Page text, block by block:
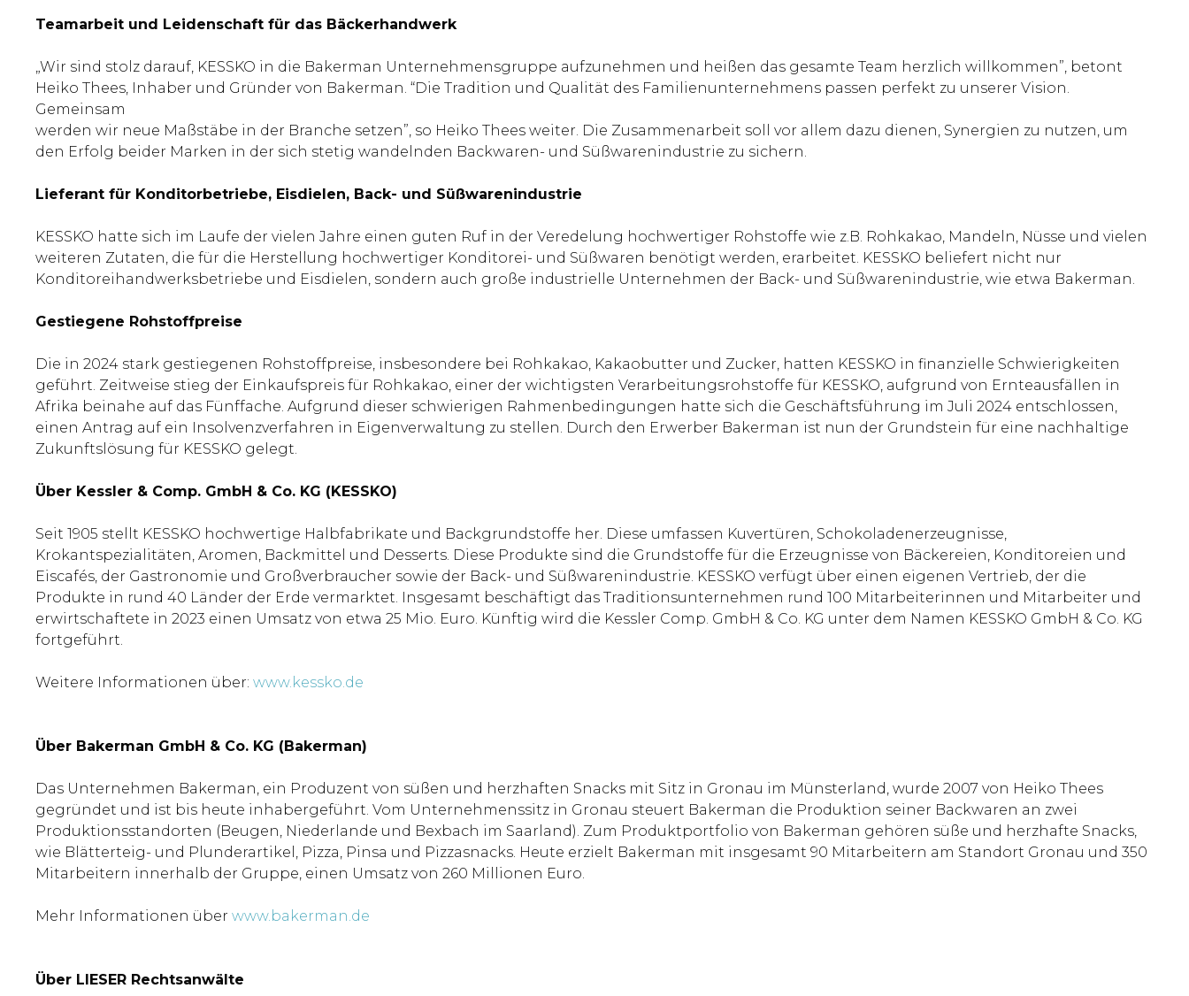
Teamarbeit und Leidenschaft für das Bäckerhandwerk
„Wir sind stolz darauf, KESSKO in die Bakerman Unternehmensgruppe aufzunehmen und heißen das gesamte Team herzlich willkommen”, betont
Heiko Thees, Inhaber und Gründer von Bakerman. “Die Tradition und Qualität des Familienunternehmens passen perfekt zu unserer Vision.
Gemeinsam
werden wir neue Maßstäbe in der Branche setzen”, so Heiko Thees weiter. Die Zusammenarbeit soll vor allem dazu dienen, Synergien zu nutzen, um
den Erfolg beider Marken in der sich stetig wandelnden Backwaren- und Süßwarenindustrie zu sichern.
Lieferant für Konditorbetriebe, Eisdielen, Back- und Süßwarenindustrie
KESSKO hatte sich im Laufe der vielen Jahre einen guten Ruf in der Veredelung hochwertiger Rohstoffe wie z.B. Rohkakao, Mandeln, Nüsse und vielen
weiteren Zutaten, die für die Herstellung hochwertiger Konditorei- und Süßwaren benötigt werden, erarbeitet. KESSKO beliefert nicht nur
Konditoreihandwerksbetriebe und Eisdielen, sondern auch große industrielle Unternehmen der Back- und Süßwarenindustrie, wie etwa Bakerman.
Gestiegene Rohstoffpreise
Die in 2024 stark gestiegenen Rohstoffpreise, insbesondere bei Rohkakao, Kakaobutter und Zucker, hatten KESSKO in finanzielle Schwierigkeiten
geführt. Zeitweise stieg der Einkaufspreis für Rohkakao, einer der wichtigsten Verarbeitungsrohstoffe für KESSKO, aufgrund von Ernteausfällen in
Afrika beinahe auf das Fünffache. Aufgrund dieser schwierigen Rahmenbedingungen hatte sich die Geschäftsführung im Juli 2024 entschlossen,
einen Antrag auf ein Insolvenzverfahren in Eigenverwaltung zu stellen. Durch den Erwerber Bakerman ist nun der Grundstein für eine nachhaltige
Zukunftslösung für KESSKO gelegt.
Über Kessler & Comp. GmbH & Co. KG (KESSKO)
Seit 1905 stellt KESSKO hochwertige Halbfabrikate und Backgrundstoffe her. Diese umfassen Kuvertüren, Schokoladenerzeugnisse,
Krokantspezialitäten, Aromen, Backmittel und Desserts. Diese Produkte sind die Grundstoffe für die Erzeugnisse von Bäckereien, Konditoreien und
Eiscafés, der Gastronomie und Großverbraucher sowie der Back- und Süßwarenindustrie. KESSKO verfügt über einen eigenen Vertrieb, der die
Produkte in rund 40 Länder der Erde vermarktet. Insgesamt beschäftigt das Traditionsunternehmen rund 100 Mitarbeiterinnen und Mitarbeiter und
erwirtschaftete in 2023 einen Umsatz von etwa 25 Mio. Euro. Künftig wird die Kessler Comp. GmbH & Co. KG unter dem Namen KESSKO GmbH & Co. KG
fortgeführt.
Weitere Informationen über: www.kessko.de
Über Bakerman GmbH & Co. KG (Bakerman)
Das Unternehmen Bakerman, ein Produzent von süßen und herzhaften Snacks mit Sitz in Gronau im Münsterland, wurde 2007 von Heiko Thees
gegründet und ist bis heute inhabergeführt. Vom Unternehmenssitz in Gronau steuert Bakerman die Produktion seiner Backwaren an zwei
Produktionsstandorten (Beugen, Niederlande und Bexbach im Saarland). Zum Produktportfolio von Bakerman gehören süße und herzhafte Snacks,
wie Blätterteig- und Plunderartikel, Pizza, Pinsa und Pizzasnacks. Heute erzielt Bakerman mit insgesamt 90 Mitarbeitern am Standort Gronau und 350
Mitarbeitern innerhalb der Gruppe, einen Umsatz von 260 Millionen Euro.
Mehr Informationen über www.bakerman.de
Über LIESER Rechtsanwälte